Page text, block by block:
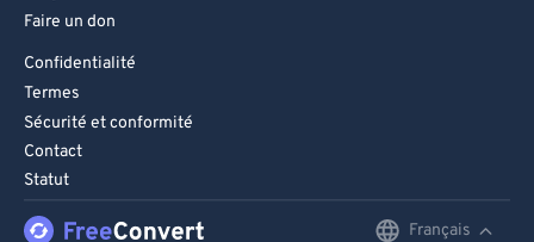
Faire un don
Confidentialité
Termes
Sécurité et conformité
Contact
Statut
Français